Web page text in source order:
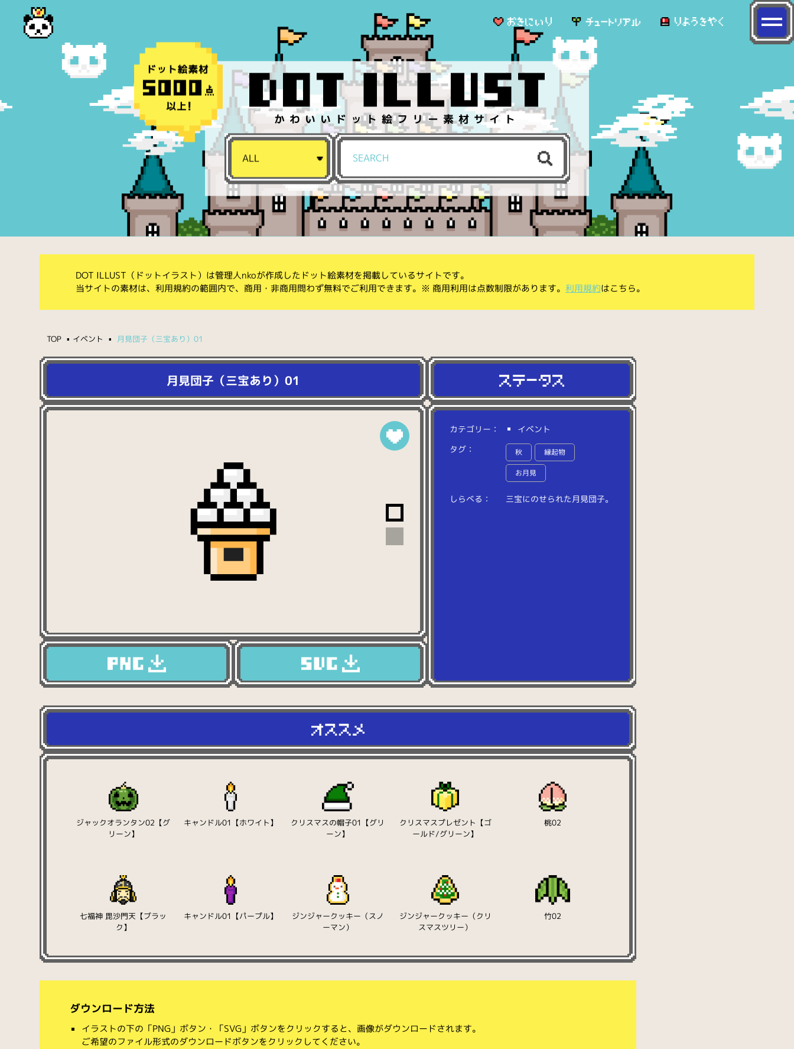
かわいいドット絵フリー素材サイト
DOT ILLUST（ドットイラスト）は管理人nkoが作成したドット絵素材を掲載しているサイトです。
当サイトの素材は、利用規約の範囲内で、商用・非商用問わず無料でご利用できます。※ 商用利用は点数制限があります。 利用規約はこちら。
TOP イベント 月見団子（三宝あり）01
月見団子（三宝あり）01
カテゴリー：
イベント
タグ：
秋 縁起物
お月見
しらべる： 三宝にのせられた月 見団子。
ジャックオランタン02【グ
リーン】
キャンドル01【ホワイト】
クリスマスの帽子01【グリ
ーン】
クリスマスプレゼント【ゴ
ールド/グリーン】
桃02
七福神 毘沙門天【ブラッ
ク】
キャンドル01【パープル】
ジンジャークッキー（スノ
ーマン）
ジンジャークッキー（クリ
スマスツリー）
竹02
ダウンロード方法
イラストの下の「PNG」ボタン・「SVG」ボタンをクリックすると、画像がダウンロードされます。
ご希望のファイル形式のダウンロードボタンをクリックしてください。